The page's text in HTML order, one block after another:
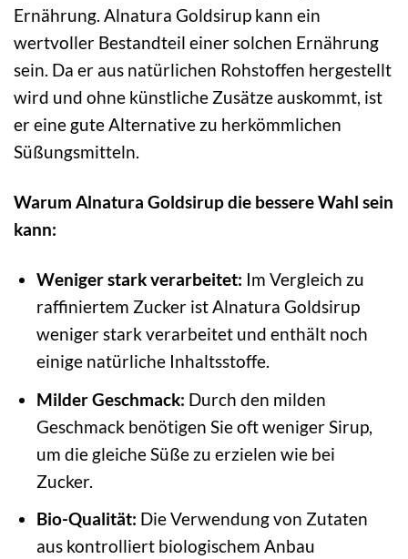
Ernährung. Alnatura Goldsirup kann ein
wertvoller Bestandteil einer solchen Ernährung
sein. Da er aus natürlichen Rohstoffen hergestellt
wird und ohne künstliche Zusätze auskommt, ist
er eine gute Alternative zu herkömmlichen
Süßungsmitteln.
Warum Alnatura Goldsirup die bessere Wahl sein
kann:
Weniger stark verarbeitet: Im Vergleich zu
raffiniertem Zucker ist Alnatura Goldsirup
weniger stark verarbeitet und enthält noch
einige natürliche Inhaltsstoffe.
Milder Geschmack: Durch den milden
Geschmack benötigen Sie oft weniger Sirup,
um die gleiche Süße zu erzielen wie bei
Zucker.
Bio-Qualität: Die Verwendung von Zutaten
aus kontrolliert biologischem Anbau